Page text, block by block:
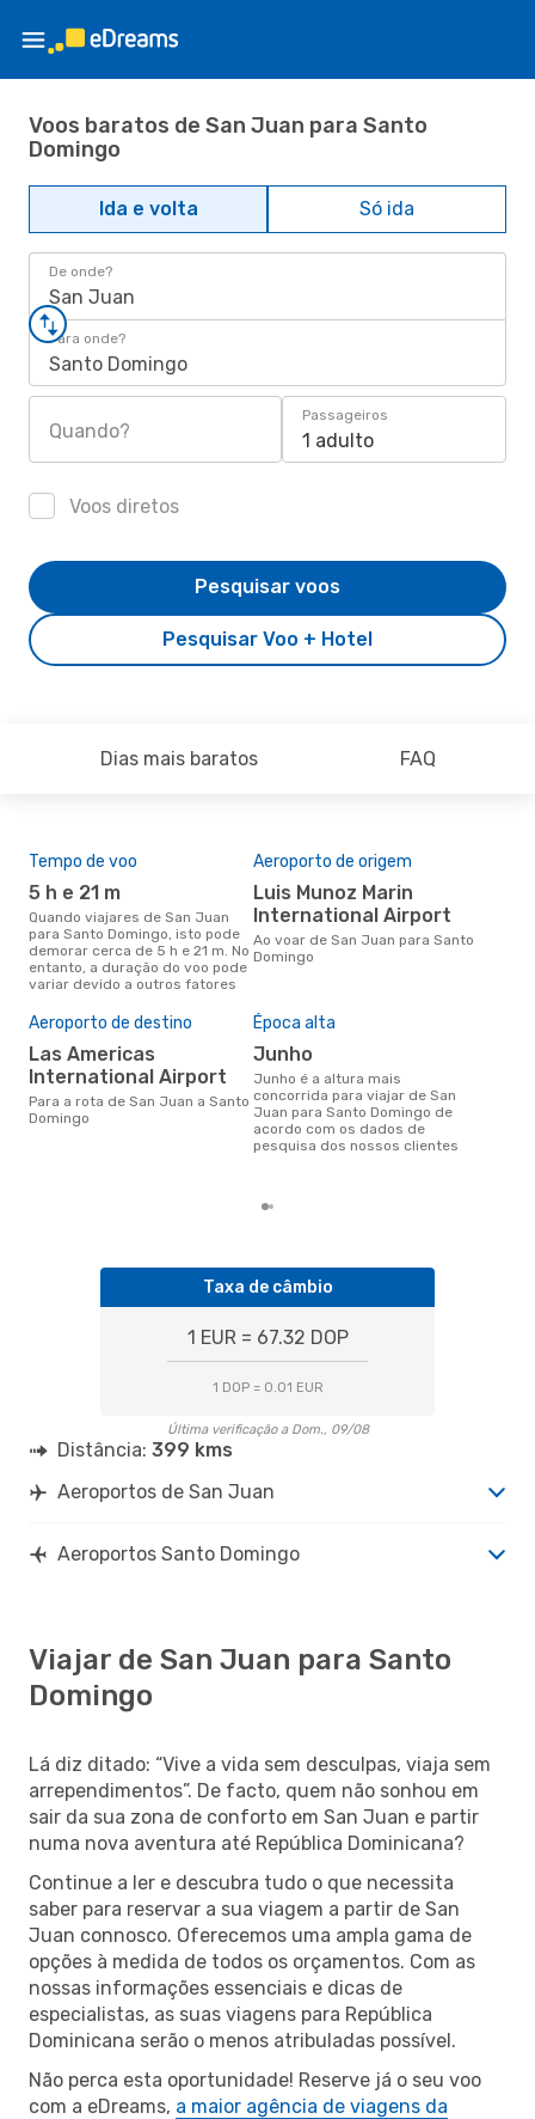
Voos baratos de San Juan para Santo
Domingo
Ida e volta Só ida
De onde?
San Juan
Para onde?
Santo Domingo
Quando?
Passageiros
1 adulto
Voos diretos
Pesquisar Voo + Hotel
Pesquisar voos
Dias mais baratos FAQ
Tempo de voo
5 h e 21 m
Quando viajares de San Juan
para Santo Domingo, isto pode
demorar cerca de 5 h e 21 m. No
entanto, a duração do voo pode
variar devido a outros fatores
Aeroporto de origem
Luis Munoz Marin
International Airport
Ao voar de San Juan para Santo
Domingo
Aeroporto de destino
Las Americas
International Airport
Para a rota de San Juan a Santo
Domingo
Época alta
junho
junho é a altura mais
concorrida para viajar de San
Juan para Santo Domingo de
acordo com os dados de
pesquisa dos nossos clientes
Taxa de câmbio
1 EUR = 67.32 DOP
1 DOP = 0.01 EUR
Última verificação a Dom., 09/08
Distância: 399 kms
Aeroportos de San Juan
Aeroportos Santo Domingo
Viajar de San Juan para Santo
Domingo
Lá diz ditado: “Vive a vida sem desculpas, viaja sem
arrependimentos”. De facto, quem não sonhou em
sair da sua zona de conforto em San Juan e partir
numa nova aventura até República Dominicana?
Continue a ler e descubra tudo o que necessita
saber para reservar a sua viagem a partir de San
Juan connosco. Oferecemos uma ampla gama de
opções à medida de todos os orçamentos. Com as
nossas informações essenciais e dicas de
especialistas, as suas viagens para República
Dominicana serão o menos atribuladas possível.
Não perca esta oportunidade! Reserve já o seu voo
com a eDreams, a maior agência de viagens da